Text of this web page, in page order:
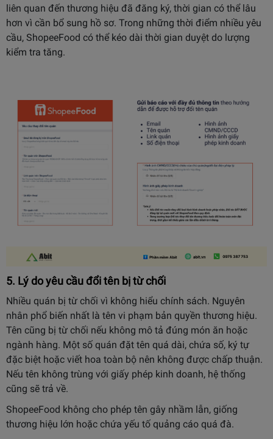
liên quan đến thương hiệu đã đăng ký, thời gian có thể lâu
hơn vì cần bổ sung hồ sơ. Trong những thời điểm nhiều yêu
cầu, ShopeeFood có thể kéo dài thời gian duyệt do lượng
kiểm tra tăng.
5. Lý do yêu cầu đổi tên bị từ chối
Nhiều quán bị từ chối vì không hiểu chính sách. Nguyên
nhân phổ biến nhất là tên vi phạm bản quyền thương hiệu.
Tên cũng bị từ chối nếu không mô tả đúng món ăn hoặc
ngành hàng. Một số quán đặt tên quá dài, chứa số, ký tự
đặc biệt hoặc viết hoa toàn bộ nên không được chấp thuận.
Nếu tên không trùng với giấy phép kinh doanh, hệ thống
cũng sẽ trả về.
ShopeeFood không cho phép tên gây nhầm lẫn, giống
thương hiệu lớn hoặc chứa yếu tố quảng cáo quá đà.